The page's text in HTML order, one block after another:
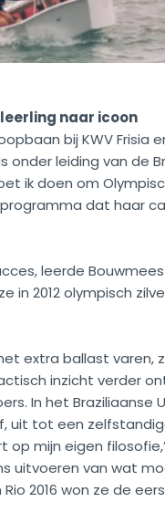
naar icoon
bij KWV Frisia
leiding van de
ik doen om
dat haar
leerde
in 2012 olympisch
extra ballast varen,
inzicht verder
In het
uit tot een
mijn eigen
uitvoeren van wat
2016 won ze de